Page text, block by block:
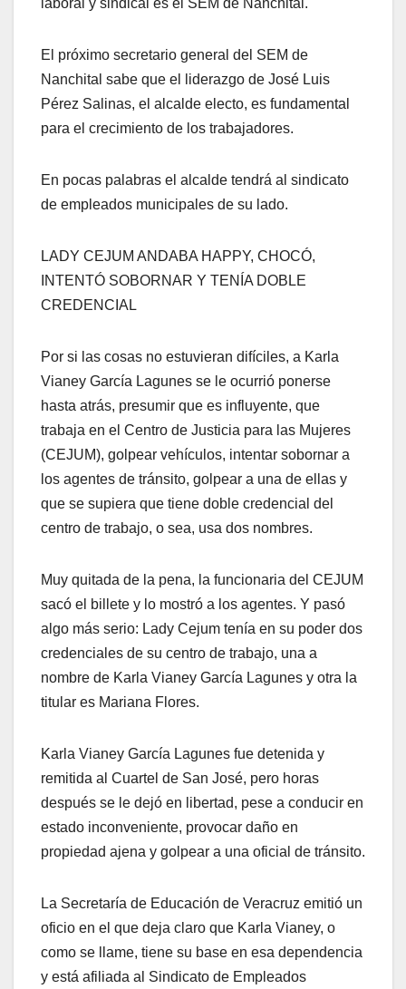
laboral y sindical es el SEM de Nanchital.
El próximo secretario general del SEM de
Nanchital sabe que el liderazgo de José Luis
Pérez Salinas, el alcalde electo, es fundamental
para el crecimiento de los trabajadores.
En pocas palabras el alcalde tendrá al sindicato
de empleados municipales de su lado.
LADY CEJUM ANDABA HAPPY, CHOCÓ,
INTENTÓ SOBORNAR Y TENÍA DOBLE
CREDENCIAL
Por si las cosas no estuvieran difíciles, a Karla
Vianey García Lagunes se le ocurrió ponerse
hasta atrás, presumir que es influyente, que
trabaja en el Centro de Justicia para las Mujeres
(CEJUM), golpear vehículos, intentar sobornar a
los agentes de tránsito, golpear a una de ellas y
que se supiera que tiene doble credencial del
centro de trabajo, o sea, usa dos nombres.
Muy quitada de la pena, la funcionaria del CEJUM
sacó el billete y lo mostró a los agentes. Y pasó
algo más serio: Lady Cejum tenía en su poder dos
credenciales de su centro de trabajo, una a
nombre de Karla Vianey García Lagunes y otra la
titular es Mariana Flores.
Karla Vianey García Lagunes fue detenida y
remitida al Cuartel de San José, pero horas
después se le dejó en libertad, pese a conducir en
estado inconveniente, provocar daño en
propiedad ajena y golpear a una oficial de tránsito.
La Secretaría de Educación de Veracruz emitió un
oficio en el que deja claro que Karla Vianey, o
como se llame, tiene su base en esa dependencia
y está afiliada al Sindicato de Empleados